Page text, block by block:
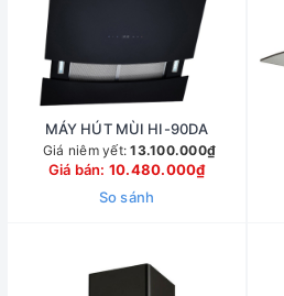
MÁY HÚT MÙI HI-90DA
Giá niêm yết:13.100.000₫
Giá bán: 10.480.000₫
So sánh